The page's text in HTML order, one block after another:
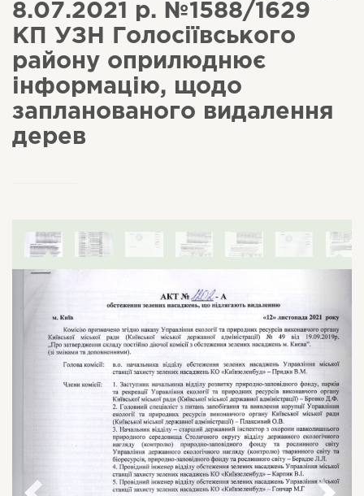
8.07.2021 р. №1588/1629
КП УЗН Голосіївського
району оприлюднює
інформацію, щодо
запланованого видалення
дерев